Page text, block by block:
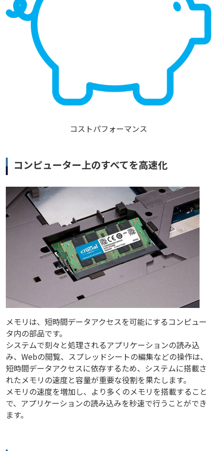
コストパフォーマンス
コンピューター上のすべてを高速化
メモリは、短時間データアクセスを可能にするコンピュー
タ内の部品です。
システムで刻々と処理されるアプリケーションの読み込
み、Webの閲覧、スプレッドシートの編集などの操作は、
短時間データアクセスに依存するため、システムに搭載さ
れたメモリの速度と容量が重要な役割を果たします。
メモリの速度を増加し、より多くのメモリを搭載すること
で、アプリケーションの読み込みを秒速で行うことができ
ます。